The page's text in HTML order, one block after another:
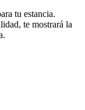
tu estancia.
te mostrará la